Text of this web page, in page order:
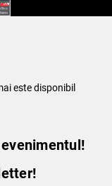
este disponibil